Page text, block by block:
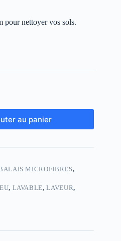
pour nettoyer vos sols.
au panier
MICROFIBRES,
, LAVABLE,LAVEUR,